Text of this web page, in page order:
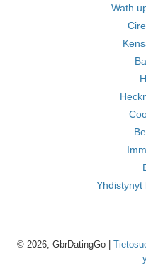
Wath
Yhdistynyt
© 2026, GbrDatingGo |